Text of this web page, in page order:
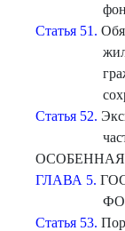
Статья 51.
Статья 52.
ОСОБЕННАЯ
ГЛАВА 5.
Статья 53.